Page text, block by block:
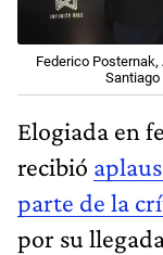
Federico
Santiago
Elogiada en
recibió
parte de la
por su